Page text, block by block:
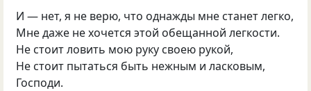
И — нет, я не верю, что однажды мне станет легко,
Мне даже не хочется этой обещанной легкости.
Не стоит ловить мою руку своею рукой,
Не стоит пытаться быть нежным и ласковым,
Господи.